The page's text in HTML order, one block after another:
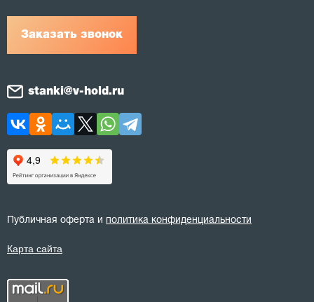
Заказать звонок
stanki@v-hold.ru
Публичная оферта и политика конфиденциальности
Карта сайта